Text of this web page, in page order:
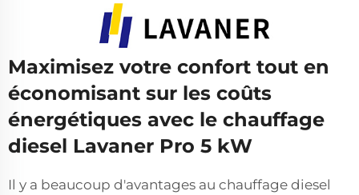
Maximisez votre confort tout en
économisant sur les coûts
énergétiques avec le chauffage
diesel Lavaner Pro 5 kW
Il y a beaucoup d'avantages au chauffage diesel